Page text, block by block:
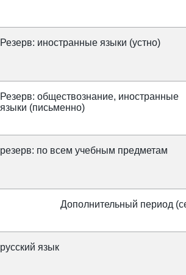
Резерв: иностранные языки (устно)
Резерв: обществознание, иностранные
языки (письменно)
резерв: по всем учебным предметам
Дополнительный период
русский язык